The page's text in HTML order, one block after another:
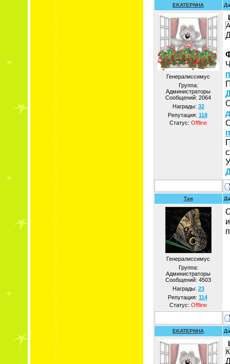
EKATEPNHA
Генералиссимус
Группа:
Администраторы
Сообщений: 2064
Награды: 32
Репутация: 118
Статус: Offline
Тая
Генералиссимус
Группа:
Администраторы
Сообщений: 4503
Награды: 23
Репутация: 114
Статус: Offline
EKATEPNHA